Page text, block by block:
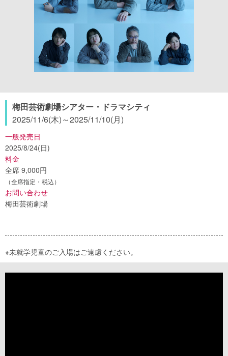
梅田芸術劇場シアター・ドラマシティ
2025/11/6(木)～2025/11/10(月)
一般発売日
2025/8/24(日)
料金
全席 9,000円
（全席指定・税込）
お問い合わせ
梅田芸術劇場
※未就学児童のご入場はご遠慮ください。